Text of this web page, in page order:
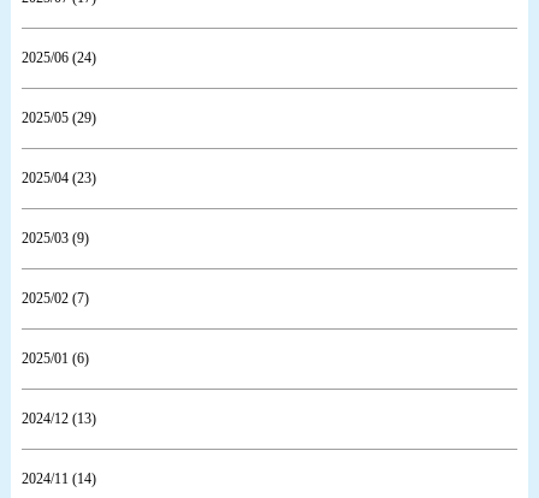
2025/06 (24)
2025/05 (29)
2025/04 (23)
2025/03 (9)
2025/02 (7)
2025/01 (6)
2024/12 (13)
2024/11 (14)